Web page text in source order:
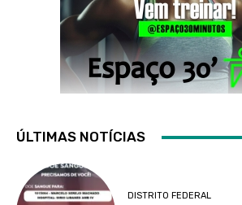
ÚLTIMAS NOTÍCIAS
DISTRITO FEDERAL